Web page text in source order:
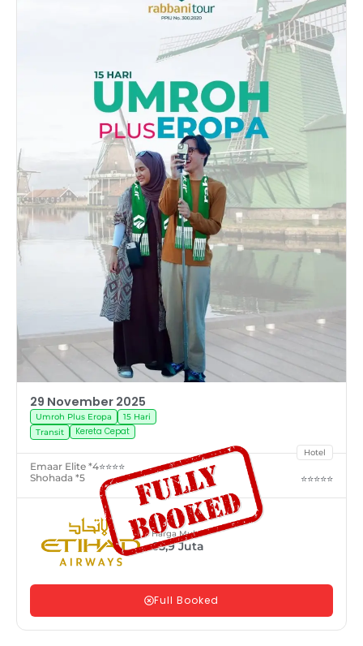
29 November 2025
Umroh Plus Eropa
15 Hari
Transit
Kereta Cepat
Hotel
Emaar Elite *4⭐⭐⭐⭐
Shohada *5
⭐⭐⭐⭐⭐
Harga Mulai
65,9Juta
Full Booked